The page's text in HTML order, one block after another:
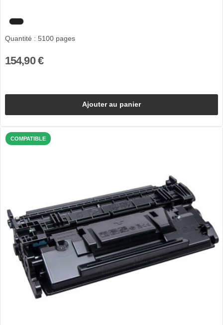
Quantité : 5100 pages
154,90 €
Ajouter au panier
COMPATIBLE